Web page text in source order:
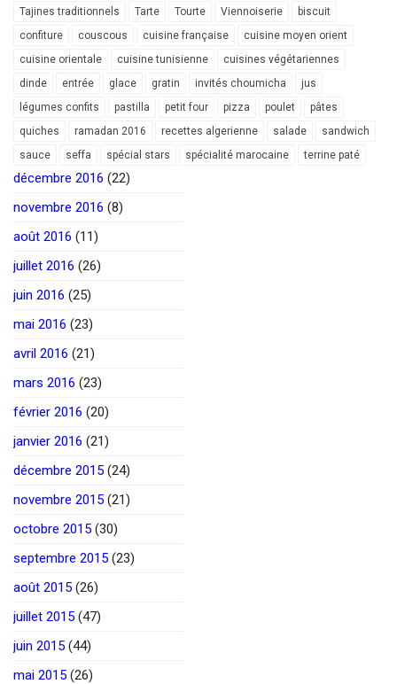
Tajines traditionnels Tarte Tourte Viennoiserie
biscuit
confiture
couscous cuisine française
cuisine moyen orient
cuisine orientale
cuisine tunisienne
cuisines végétariennes
dinde
entrée glace gratin invités choumicha
jus
légumes confits
pastilla petit four pizza poulet
pâtes
quiches
ramadan 2016 recettes algerienne salade
sandwich
sauce
seffa spécial stars spécialité marocaine terrine paté
décembre 2016 (22)
novembre 2016 (8)
août 2016 (11)
juillet 2016 (26)
juin 2016 (25)
mai 2016 (23)
avril 2016 (21)
mars 2016 (23)
février 2016 (20)
janvier 2016 (21)
décembre 2015 (24)
novembre 2015 (21)
octobre 2015 (30)
septembre 2015 (23)
août 2015 (26)
juillet 2015 (47)
juin 2015 (44)
mai 2015 (26)